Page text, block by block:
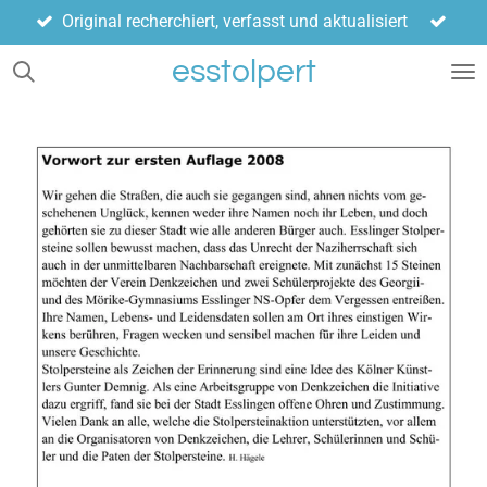
Zum
Hauptinhalt
springen
esstolpert
Original recherchiert, verfasst und aktualisiert